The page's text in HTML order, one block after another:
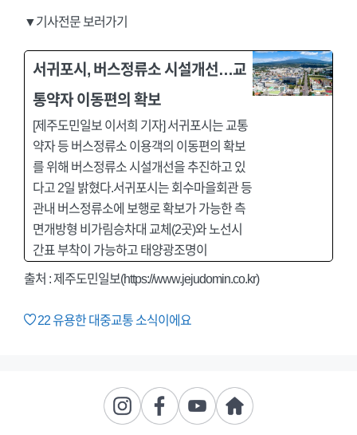
▼기사전문 보러가기
서귀포시, 버스정류소 시설개선…교
통약자 이동편의 확보
[제주도민일보 이서희 기자] 서귀포시는 교통
약자 등 버스정류소 이용객의 이동편의 확보
를 위해 버스정류소 시설개선을 추진하고 있
다고 2일 밝혔다.서귀포시는 회수마을회관 등
관내 버스정류소에 보행로 확보가 가능한 측
면개방형 비가림승차대 교체(2곳)와 노선시
간표 부착이 가능하고 태양광조명이
출처 : 제주도민일보(https://www.jejudomin.co.kr)
22유용한 대중교통 소식이에요